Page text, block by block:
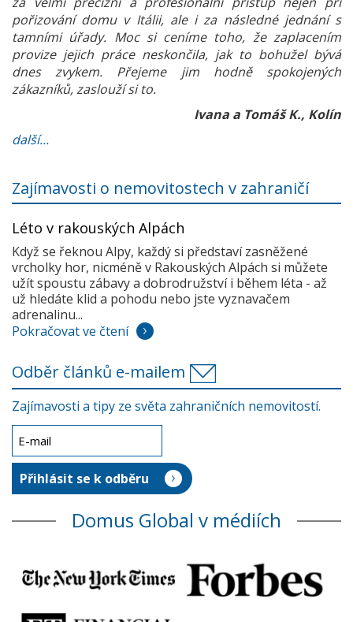
pořizování domu v Itálii, ale i za následné jednání s
tamními úřady. Moc si ceníme toho, že zaplacením
provize jejich práce neskončila, jak to bohužel bývá
dnes zvykem. Přejeme jim hodně spokojených
zákazníků, zaslouží si to.
Ivana a Tomáš K., Kolín
další...
Zajímavosti o nemovitostech v zahraničí
Léto v rakouských Alpách
Když se řeknou Alpy, každý si představí zasněžené
vrcholky hor, nicméně v Rakouských Alpách si můžete
užít spoustu zábavy a dobrodružství i během léta - až
už hledáte klid a pohodu nebo jste vyznavačem
adrenalinu...
Pokračovat ve čtení
Odběr článků e-mailem
Zajímavosti a tipy ze světa zahraničních nemovitostí.
Domus Global v médiích